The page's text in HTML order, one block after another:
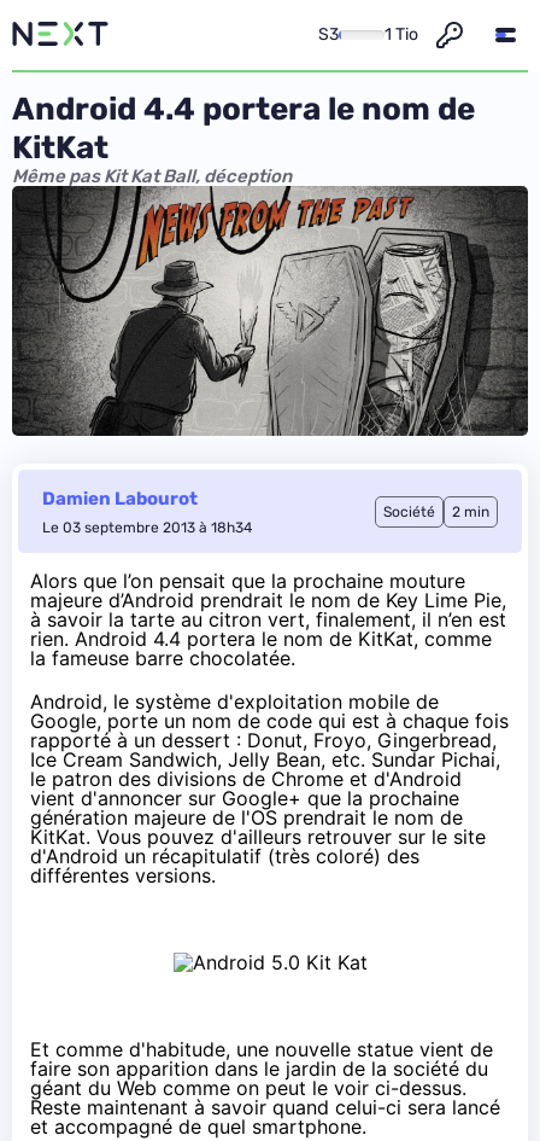
S3 1 Tio
Android 4.4 portera le nom de
KitKat
Même pas Kit Kat Ball, déception
Damien Labourot
Le 03 septembre 2013 à 18h34
Société 2 min
Alors que l’on pensait que la prochaine mouture
majeure d’Android prendrait le nom de Key Lime Pie,
à savoir la tarte au citron vert, finalement, il n’en est
rien. Android 4.4 portera le nom de KitKat, comme
la fameuse barre chocolatée.
Android, le système d'exploitation mobile de
Google, porte un nom de code qui est à chaque fois
rapporté à un dessert : Donut, Froyo, Gingerbread,
Ice Cream Sandwich, Jelly Bean, etc. Sundar Pichai,
le patron des divisions de Chrome et d'Android
vient d'annoncer sur Google+ que la prochaine
génération majeure de l'OS prendrait le nom de
KitKat. Vous pouvez d'ailleurs retrouver sur le site
d'Android un récapitulatif (très coloré) des
différentes versions.
Et comme d'habitude, une nouvelle statue vient de
faire son apparition dans le jardin de la société du
géant du Web comme on peut le voir ci-dessus.
Reste maintenant à savoir quand celui-ci sera lancé
et accompagné de quel smartphone.